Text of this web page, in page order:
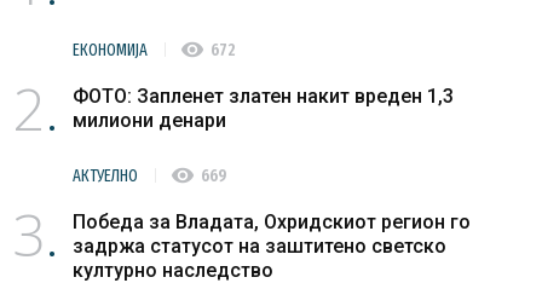
ЕКОНОМИЈА visibility 672
2
ФОТО: Запленет златен накит вреден 1,3
милиони денари
АКТУЕЛНО visibility 669
3
Победа за Владата, Охридскиот регион го
задржа статусот на заштитено светско
културно наследство